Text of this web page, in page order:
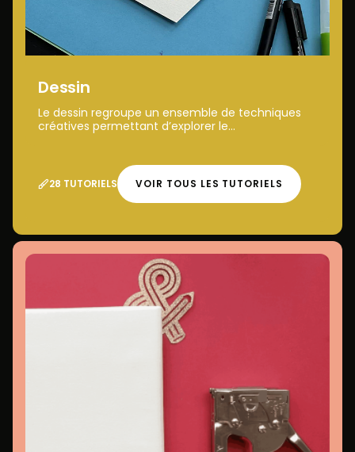
Dessin
Le dessin regroupe un ensemble de techniques
créatives permettant d’explorer le...
28 TUTORIELS VOIR TOUS LES TUTORIELS